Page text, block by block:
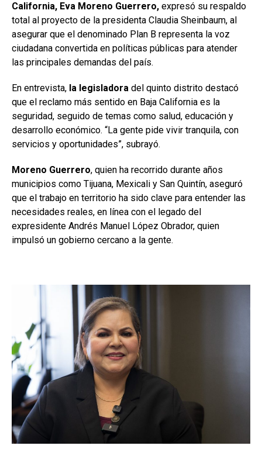
California, Eva Moreno Guerrero, expresó su respaldo
total al proyecto de la presidenta Claudia Sheinbaum, al
asegurar que el denominado Plan B representa la voz
ciudadana convertida en políticas públicas para atender
las principales demandas del país.
En entrevista, la legisladora del quinto distrito destacó
que el reclamo más sentido en Baja California es la
seguridad, seguido de temas como salud, educación y
desarrollo económico. “La gente pide vivir tranquila, con
servicios y oportunidades”, subrayó.
Moreno Guerrero, quien ha recorrido durante años
municipios como Tijuana, Mexicali y San Quintín, aseguró
que el trabajo en territorio ha sido clave para entender las
necesidades reales, en línea con el legado del
expresidente Andrés Manuel López Obrador, quien
impulsó un gobierno cercano a la gente.